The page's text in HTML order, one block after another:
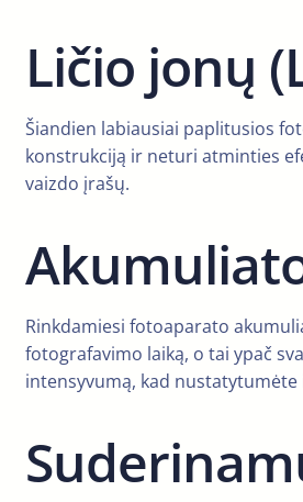
Ličio jonų
Šiandien labiausiai paplitusios
konstrukciją ir neturi atminties
vaizdo įrašų.
Rinkdamiesi fotoaparato
fotografavimo laiką, o tai ypač
intensyvumą, kad